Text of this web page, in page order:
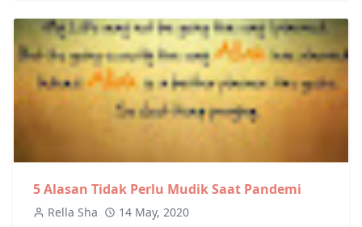
5 Alasan Tidak Perlu Mudik Saat Pandemi
Rella Sha 14 May, 2020